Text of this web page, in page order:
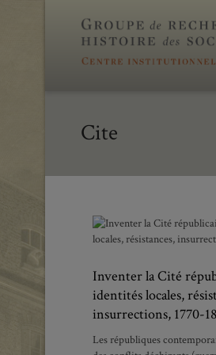
Cite
Inventer la Cité
identités locales,
insurrections, 1770-
Les républiques